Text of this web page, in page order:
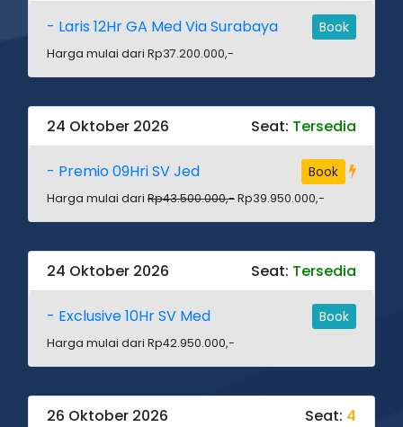
- Laris 12Hr GA Med Via Surabaya Book
Harga mulai dari Rp37.200.000,-
24 Oktober 2026 Seat: Tersedia
- Premio 09Hri SV Jed Book
Harga mulai dari Rp43.500.000,-Rp39.950.000,-
24 Oktober 2026 Seat: Tersedia
- Exclusive 10Hr SV Med Book
Harga mulai dari Rp42.950.000,-
26 Oktober 2026 Seat: 4